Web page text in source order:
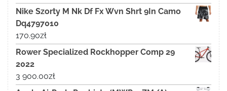
Nike Szorty M Nk Df Fx Wvn Shrt 9In Camo
Dq4797010
170.90zł
Rower Specialized Rockhopper Comp 29
2022
3 900.00zł